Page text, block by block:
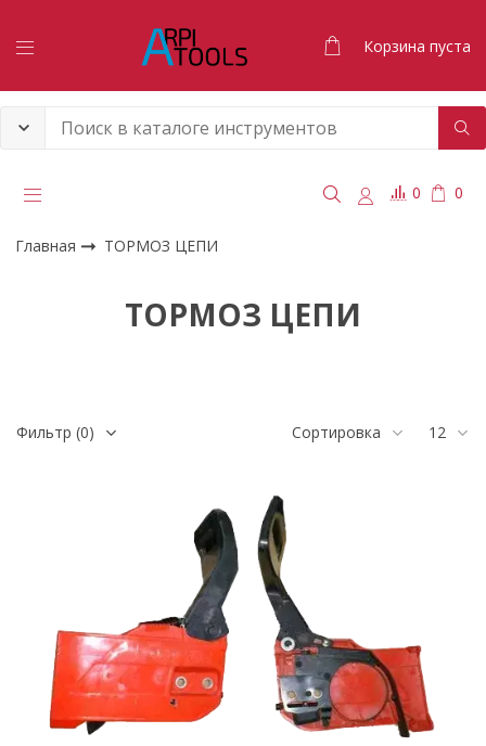
Корзина пуста
0 0
Главная ТОРМОЗ ЦЕПИ
ТОРМОЗ ЦЕПИ
Фильтр (0) Сортировка 12